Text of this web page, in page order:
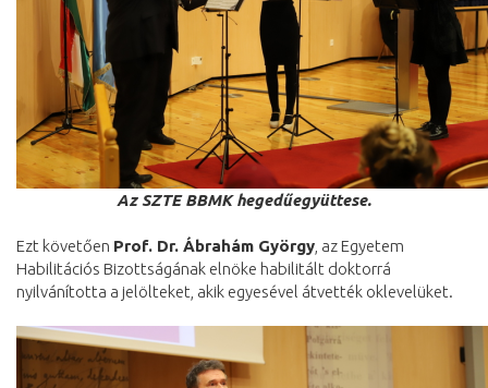
Az SZTE BBMK hegedűegyüttese.
Ezt követően Prof. Dr. Ábrahám György , az Egyetem
Habilitációs Bizottságának elnöke habilitált doktorrá
nyilvánította a jelölteket, akik egyesével átvették oklevelüket.